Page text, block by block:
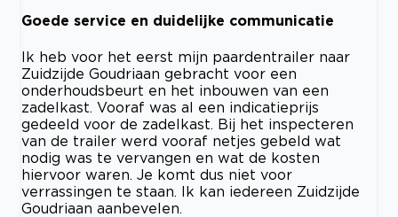
Goede service en duidelijke communicatie
Ik heb voor het eerst mijn paardentrailer naar
Zuidzijde Goudriaan gebracht voor een
onderhoudsbeurt en het inbouwen van een
zadelkast. Vooraf was al een indicatieprijs
gedeeld voor de zadelkast. Bij het inspecteren
van de trailer werd vooraf netjes gebeld wat
nodig was te vervangen en wat de kosten
hiervoor waren. Je komt dus niet voor
verrassingen te staan. Ik kan iedereen Zuidzijde
Goudriaan aanbevelen.